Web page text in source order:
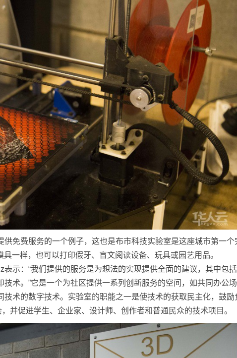
供免费服务的一个例子，这也是布市科技实验室是这座城市第一个
一样，也可以打印假牙、盲文阅读设备、玩具或园艺用品。
示：“我们提供的服务是为想法的实现提供全面的建议，其中包
术。”它是一个为社区提供一系列创新服务的空间，如共同办公场
术的数字技术。实验室的职能之一是使技术的获取民主化，鼓励
并促进学生、企业家、设计师、创作者和普通民众的技术项目。